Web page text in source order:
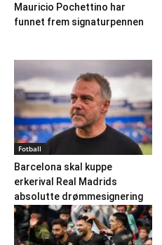
Mauricio Pochettino har
funnet frem signaturpennen
Fotball
Barcelona skal kuppe
erkerival Real Madrids
absolutte drømmesignering